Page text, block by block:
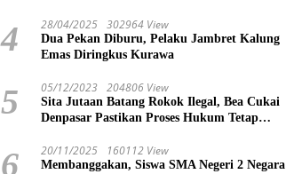
4 28/04/2025 302964 View
Dua Pekan Diburu, Pelaku Jambret Kalung
Emas Diringkus Kurawa
5 05/12/2023 204806 View
Sita Jutaan Batang Rokok Ilegal, Bea Cukai
Denpasar Pastikan Proses Hukum Tetap
6 20/11/2025 160112 View
Membanggakan, Siswa SMA Negeri 2 Negara